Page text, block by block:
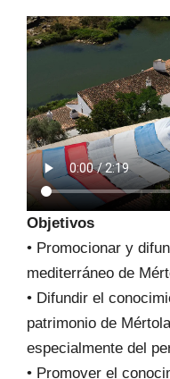
Objetivos
• Promocionar y
mediterráneo de
• Difundir el
patrimonio de
especialmente del
• Promover el